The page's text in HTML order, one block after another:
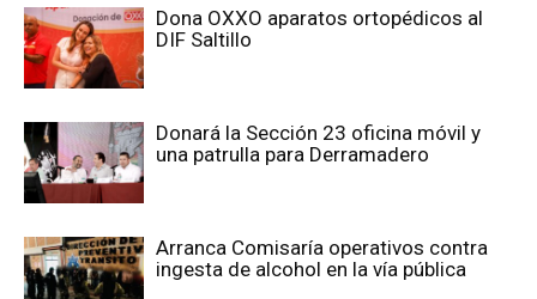
Dona OXXO aparatos ortopédicos al
DIF Saltillo
Donará la Sección 23 oficina móvil y
una patrulla para Derramadero
Arranca Comisaría operativos contra
ingesta de alcohol en la vía pública